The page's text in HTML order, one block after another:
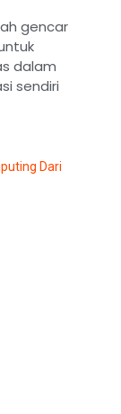
gencar
dalam
sendiri